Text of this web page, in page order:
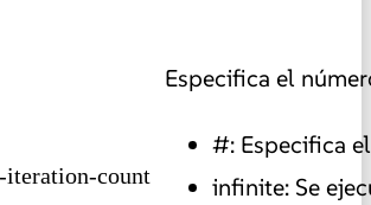
iteration-count
Especifica el
#: Especifica
infinite: Se